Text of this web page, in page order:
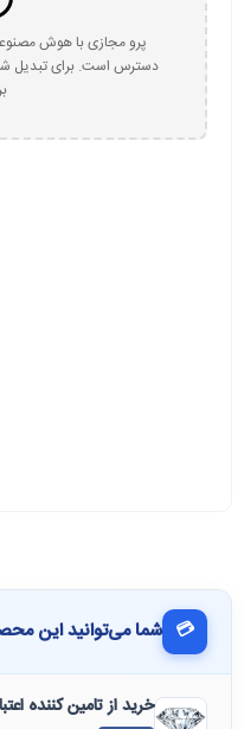
پرو مجازی با هوش
دسترس است. برای تبدیل
💳 شما می‌توانید این
خرید از تامین کننده